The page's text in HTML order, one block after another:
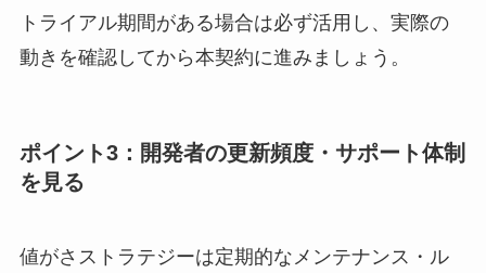
トライアル期間がある場合は必ず活用し、実際の
動きを確認してから本契約に進みましょう。
ポイント3：開発者の更新頻度・サポート体制
を見る
値がさストラテジーは定期的なメンテナンス・ル